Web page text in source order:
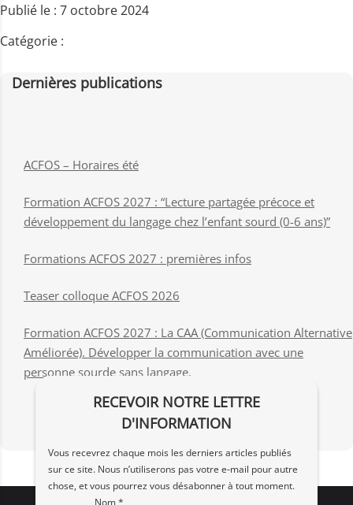
Publié le : 7 octobre 2024
Catégorie :
Dernières publications
ACFOS – Horaires été
Formation ACFOS 2027 : “Lecture partagée précoce et
développement du langage chez l’enfant sourd (0-6 ans)”
Formations ACFOS 2027 : premières infos
Teaser colloque ACFOS 2026
Formation ACFOS 2027 : La CAA (Communication Alternative
Améliorée). Développer la communication avec une
personne sourde sans langage.
RECEVOIR NOTRE LETTRE
D'INFORMATION
Vous recevrez chaque mois les derniers articles publiés
sur ce site. Nous n’utiliserons pas votre e‑mail pour autre
chose, et vous pourrez vous désabonner à tout moment.
Nom *